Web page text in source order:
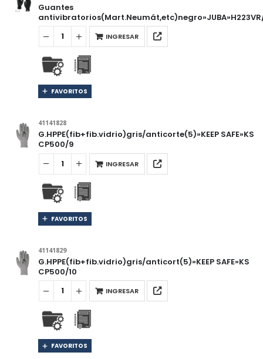
Guantes
antivibratorios(Mart.Neumát,etc)negro»JUBA»H223VR/
INGRESAR
FAVORITOS
41141828
G.HPPE(fib+fib.vidrio)gris/anticorte(5)»KEEP SAFE»KS
CP500/9
INGRESAR
FAVORITOS
41141829
G.HPPE(fib+fib.vidrio)gris/anticort(5)»KEEP SAFE»KS
CP500/10
INGRESAR
FAVORITOS